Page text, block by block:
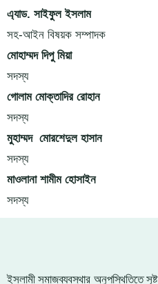
এ্যাড. সাইফুল ইসলাম
সহ-আইন বিষয়ক সম্পাদক
মোহাম্মদ দিপু মিয়া
সদস্য
গোলাম মোক্তাদির রোহান
সদস্য
মুহাম্মদ মোরশেদুল হাসান
সদস্য
মাওলানা শামীম হোসাইন
সদস্য
ইসলামী সমাজব্যবস্থার অনুপস্থিতিতে